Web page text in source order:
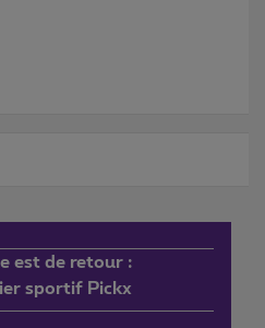
est de retour :
sportif Pickx